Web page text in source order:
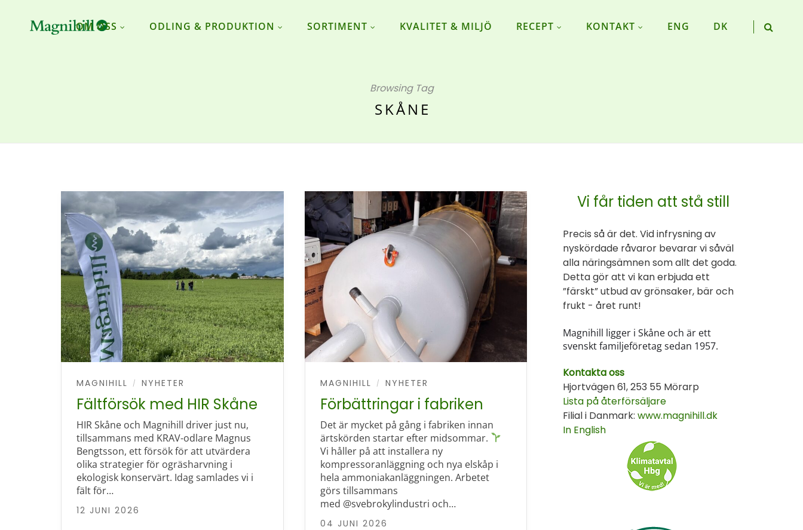
OM OSS ODLING & PRODUKTION SORTIMENT KVALITET & MILJÖ RECEPT KONTAKT ENG DK
Browsing Tag
SKÅNE
MAGNIHILL / NYHETER
Fältförsök med HIR Skåne
HIR Skåne och Magnihill driver just nu,
tillsammans med KRAV-odlare Magnus
Bengtsson, ett försök för att utvärdera
olika strategier för ogräsharvning i
ekologisk konservärt. Idag samlades vi i
fält för…
12 JUNI 2026
MAGNIHILL / NYHETER
Förbättringar i fabriken
Det är mycket på gång i fabriken innan
ärtskörden startar efter midsommar.
Vi håller på att installera ny
kompressoranläggning och nya elskåp i
hela ammoniakanläggningen. Arbetet
görs tillsammans
med @svebrokylindustri och…
04 JUNI 2026
Vi får tiden att stå still
Precis så är det. Vid infrysning av
nyskördade råvaror bevarar vi såväl
alla näringsämnen som allt det goda.
Detta gör att vi kan erbjuda ett
”färskt” utbud av grönsaker, bär och
frukt - året runt!
Magnihill ligger i Skåne och är ett
svenskt familjeföretag sedan 1957.
Kontakta oss
Hjortvägen 61, 253 55 Mörarp
Lista på återförsäljare
Filial i Danmark: www.magnihill.dk
In English